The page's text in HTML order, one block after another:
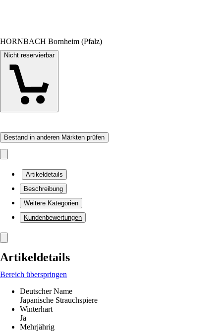
HORNBACH Bornheim (Pfalz)
Nicht reservierbar
Bestand in anderen Märkten prüfen
Artikeldetails
Beschreibung
Weitere Kategorien
Kundenbewertungen
Artikeldetails
Bereich überspringen
Deutscher Name
Japanische Strauchspiere
Winterhart
Ja
Mehrjährig